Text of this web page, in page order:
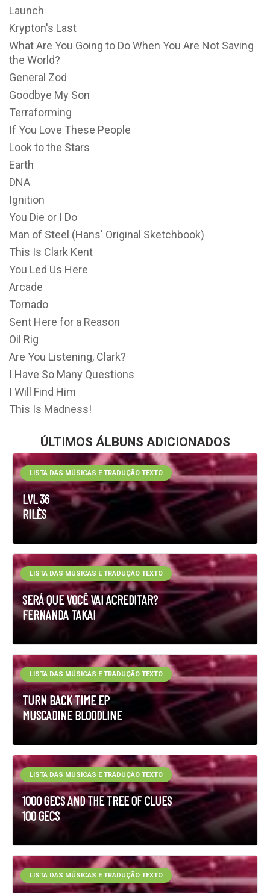
Launch
Krypton's Last
What Are You Going to Do When You Are Not Saving
the World?
General Zod
Goodbye My Son
Terraforming
If You Love These People
Look to the Stars
Earth
DNA
Ignition
You Die or I Do
Man of Steel (Hans' Original Sketchbook)
This Is Clark Kent
You Led Us Here
Arcade
Tornado
Sent Here for a Reason
Oil Rig
Are You Listening, Clark?
I Have So Many Questions
I Will Find Him
This Is Madness!
ÚLTIMOS ÁLBUNS ADICIONADOS
LVL 36
RILÈS
LISTA DAS MÚSICAS E TRADUÇÃO TEXTO
SERÁ QUE VOCÊ VAI ACREDITAR?
FERNANDA TAKAI
LISTA DAS MÚSICAS E TRADUÇÃO TEXTO
TURN BACK TIME EP
MUSCADINE BLOODLINE
LISTA DAS MÚSICAS E TRADUÇÃO TEXTO
1000 GECS AND THE TREE OF CLUES
100 GECS
LISTA DAS MÚSICAS E TRADUÇÃO TEXTO
LISTA DAS MÚSICAS E TRADUÇÃO TEXTO